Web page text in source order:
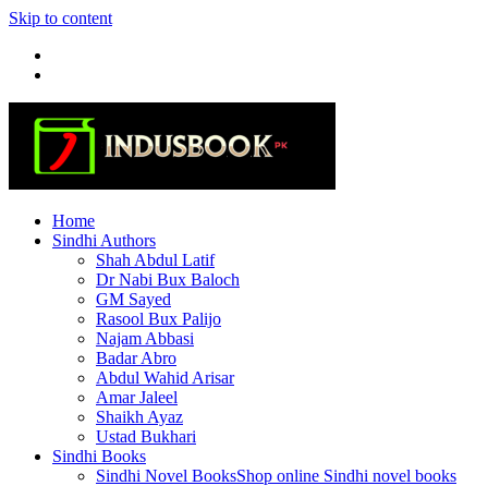
Skip to content
Home
Sindhi Authors
Shah Abdul Latif
Dr Nabi Bux Baloch
GM Sayed
Rasool Bux Palijo
Najam Abbasi
Badar Abro
Abdul Wahid Arisar
Amar Jaleel
Shaikh Ayaz
Ustad Bukhari
Sindhi Books
Sindhi Novel BooksShop online Sindhi novel books